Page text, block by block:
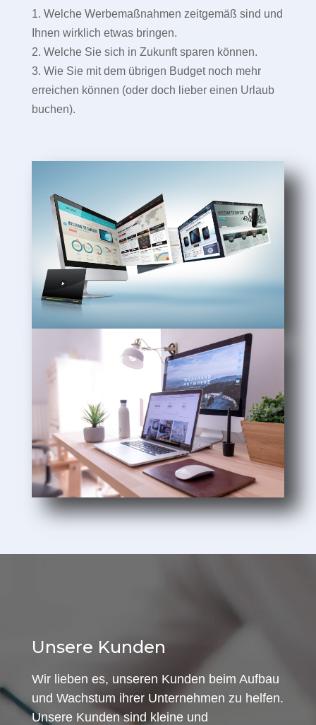
1. Welche Werbemaßnahmen zeitgemäß sind und
Ihnen wirklich etwas bringen.
2. Welche Sie sich in Zukunft sparen können.
3. Wie Sie mit dem übrigen Budget noch mehr
erreichen können (oder doch lieber einen Urlaub
buchen).
Unsere Kunden
Wir lieben es, unseren Kunden beim Aufbau
und Wachstum ihrer Unternehmen zu helfen.
Unsere Kunden sind kleine und